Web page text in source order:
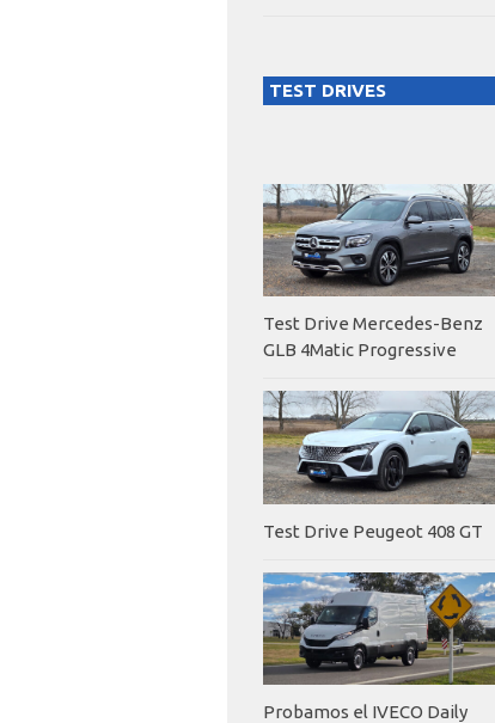
TEST DRIVES
Test Drive Mercedes-Benz
GLB 4Matic Progressive
Test Drive Peugeot 408 GT
Probamos el IVECO Daily